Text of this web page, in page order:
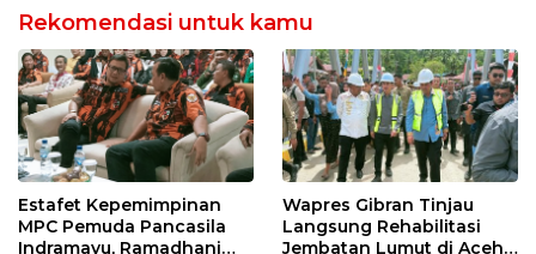
Rekomendasi untuk kamu
Estafet Kepemimpinan
MPC Pemuda Pancasila
Indramayu, Ramadhani
Wapres Gibran Tinjau
Langsung Rehabilitasi
Jembatan Lumut di Aceh